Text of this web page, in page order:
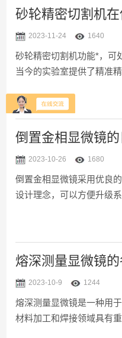
接严格的要求。该产品是
作显微观察，还能在计算
动态图像，并能将所需要
深测...
砂轮精密切割机在
2023-11-24 1640
砂轮精密切割机功能*，可
当今的实验室提供了精准
高硬度材料等各类样品的
合于中大尺寸样品切割，
验室环境以及生产车间环
几乎包括所有金属材料和
电材料，光化学处理仅适
很难处理某些高熔点材料
项：1、工作...
倒置金相显微镜
2023-10-26 1680
倒置金相显微镜采用优良
设计理念，可以方便升级
功能。符合人机工程学要
适，空间更广阔。适用于
半导体硅晶片、LCD基板
观察，是材料学、金属学
项：1.所有镜头表面必须
可用吸耳球吹去，也可用
沾有油污或指...
2023-10-9 1244
熔深测量显微镜是一种用
材料加工和焊接领域具有
数和精确的尺度标定，可